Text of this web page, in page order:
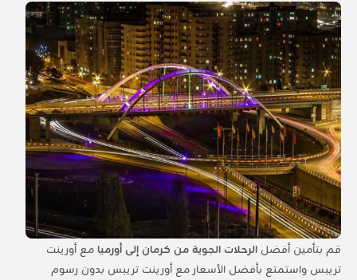
قم بتأمين أفضل الرحلات الجوية من كرمان إلى أورميا مع أورينت
تريبس واستمتع بأفضل الأسعار مع أورينت تريبس بدون رسوم